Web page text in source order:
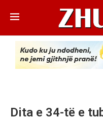
Dita e 34-të e